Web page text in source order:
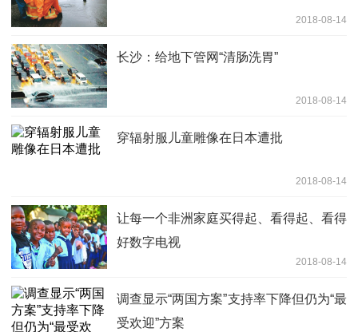
2018-08-14
长沙：给地下管网“清肠洗胃”
2018-08-14
穿辐射服儿童雕像在日本遭批
2018-08-14
让每一个非洲家庭买得起、看得起、看得
好数字电视
2018-08-14
调查显示“两国方案”支持率下降但仍为“最
受欢迎”方案